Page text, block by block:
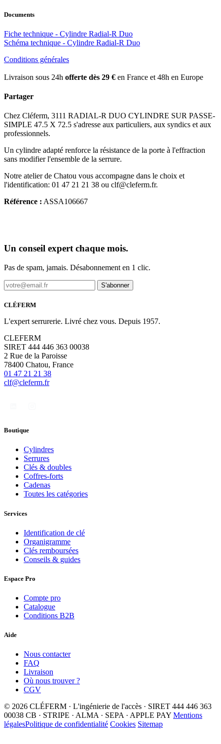
Documents
Fiche technique - Cylindre Radial-R Duo
Schéma technique - Cylindre Radial-R Duo
Conditions générales
Livraison sous 24h offerte dès 29 € en France et 48h en Europe
Partager
Chez Cléferm, 3111 RADIAL-R DUO CYLINDRE SUR PASSE-
SIMPLE 47.5 X 72.5 s'adresse aux particuliers, aux syndics et aux
professionnels.
Un cylindre adapté renforce la résistance de la porte à l'effraction
sans modifier l'ensemble de la serrure.
Notre atelier de Chatou vous accompagne dans le choix et
l'identification: 01 47 21 21 38 ou clf@cleferm.fr.
Référence : ASSA106667
Un conseil expert chaque mois.
Pas de spam, jamais. Désabonnement en 1 clic.
S'abonner
CLÉFERM
L'expert serrurerie. Livré chez vous. Depuis 1957.
CLEFERM
SIRET 444 446 363 00038
2 Rue de la Paroisse
78400 Chatou, France
01 47 21 21 38
clf@cleferm.fr
Boutique
Cylindres
Serrures
Clés & doubles
Coffres-forts
Cadenas
Toutes les catégories
Services
Identification de clé
Organigramme
Clés remboursées
Conseils & guides
Espace Pro
Compte pro
Catalogue
Conditions B2B
Aide
Nous contacter
FAQ
Livraison
Où nous trouver ?
CGV
© 2026 CLÉFERM · L'ingénierie de l'accès · SIRET 444 446 363
00038 CB · STRIPE · ALMA · SEPA · APPLE PAY Mentions
légalesPolitique de confidentialité Cookies Sitemap